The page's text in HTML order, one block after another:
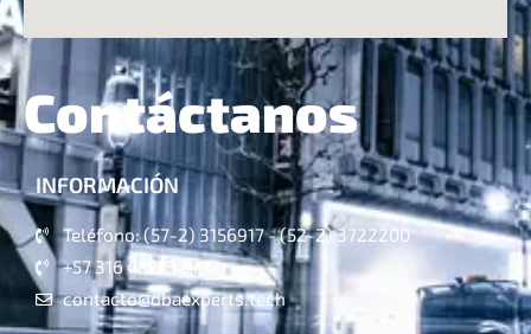
Contáctanos
INFORMACIÓN
Teléfono: (57-2) 3156917 - (52-2) 3722200
+57 316 4821324
contacto@dbaexperts.tech